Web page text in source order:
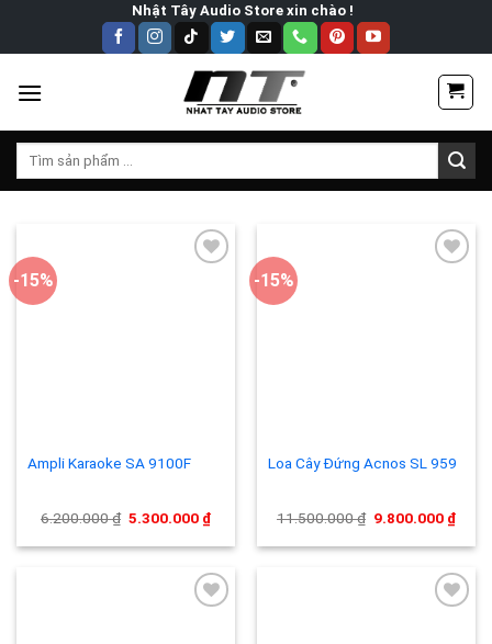
Nhật Tây Audio Store xin chào !
Tìm
-15%
Ampli Karaoke SA 9100F
6.200.000₫ Giá
là:
5.300.000 ₫Giá
tại
5.300.000 ₫.
-15%
Loa Cây Đứng Acnos SL 959
11.500.000₫ Giá
là:
9.800.000 ₫Giá
tại